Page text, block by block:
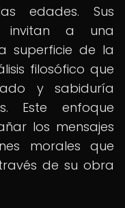
edades. Sus
invitan a una
superficie de la
filosófico que
y sabiduría
Este enfoque
los mensajes
morales que
de su obra